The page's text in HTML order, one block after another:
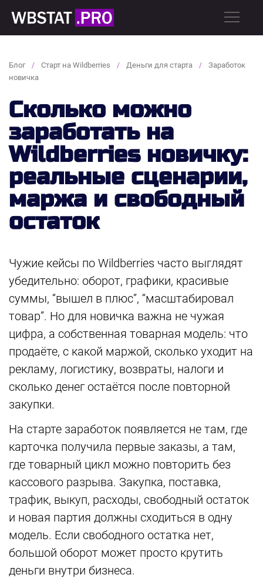
Блог Старт на Wildberries Деньги для старта
Заработок
новичка
Сколько можно
заработать на
Wildberries новичку:
реальные сценарии,
маржа и свободный
остаток
Чужие кейсы по Wildberries часто выглядят
убедительно: оборот, графики, красивые
суммы, “вышел в плюс”, “масштабировал
товар”. Но для новичка важна не чужая
цифра, а собственная товарная модель: что
продаёте, с какой маржой, сколько уходит на
рекламу, логистику, возвраты, налоги и
сколько денег остаётся после повторной
закупки.
На старте заработок появляется не там, где
карточка получила первые заказы, а там,
где товарный цикл можно повторить без
кассового разрыва. Закупка, поставка,
трафик, выкуп, расходы, свободный остаток
и новая партия должны сходиться в одну
модель. Если свободного остатка нет,
большой оборот может просто крутить
деньги внутри бизнеса.